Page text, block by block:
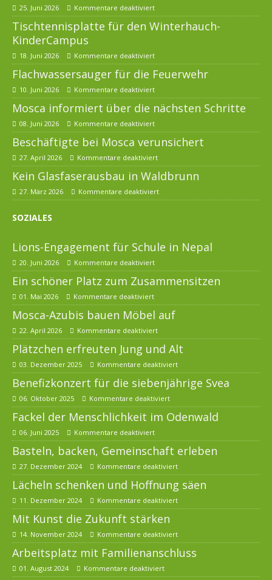
25. Juni 2026 Kommentare deaktiviert
Tischtennisplatte für den Winterhauch-
KinderCampus
18. Juni 2026 Kommentare deaktiviert
Flachwassersauger für die Feuerwehr
10. Juni 2026 Kommentare deaktiviert
Mosca informiert über die nächsten Schritte
08. Juni 2026 Kommentare deaktiviert
Beschäftigte bei Mosca verunsichert
27. April 2026 Kommentare deaktiviert
Kein Glasfaserausbau in Waldbrunn
27. März 2026 Kommentare deaktiviert
SOZIALES
Lions-Engagement für Schule in Nepal
20. Juni 2026 Kommentare deaktiviert
Ein schöner Platz zum Zusammensitzen
01. Mai 2026 Kommentare deaktiviert
Mosca-Azubis bauen Möbel auf
22. April 2026 Kommentare deaktiviert
Plätzchen erfreuten Jung und Alt
03. Dezember 2025 Kommentare deaktiviert
Benefizkonzert für die siebenjährige Svea
06. Oktober 2025 Kommentare deaktiviert
Fackel der Menschlichkeit im Odenwald
06. Juni 2025 Kommentare deaktiviert
Basteln, backen, Gemeinschaft erleben
27. Dezember 2024 Kommentare deaktiviert
Lächeln schenken und Hoffnung säen
11. Dezember 2024 Kommentare deaktiviert
Mit Kunst die Zukunft stärken
14. November 2024 Kommentare deaktiviert
Arbeitsplatz mit Familienanschluss
01. August 2024 Kommentare deaktiviert